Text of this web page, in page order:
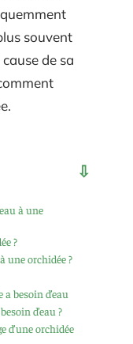
souvent
de sa
à une
?
une orchidée ?
besoin d’eau
d’eau ?
d’une orchidée